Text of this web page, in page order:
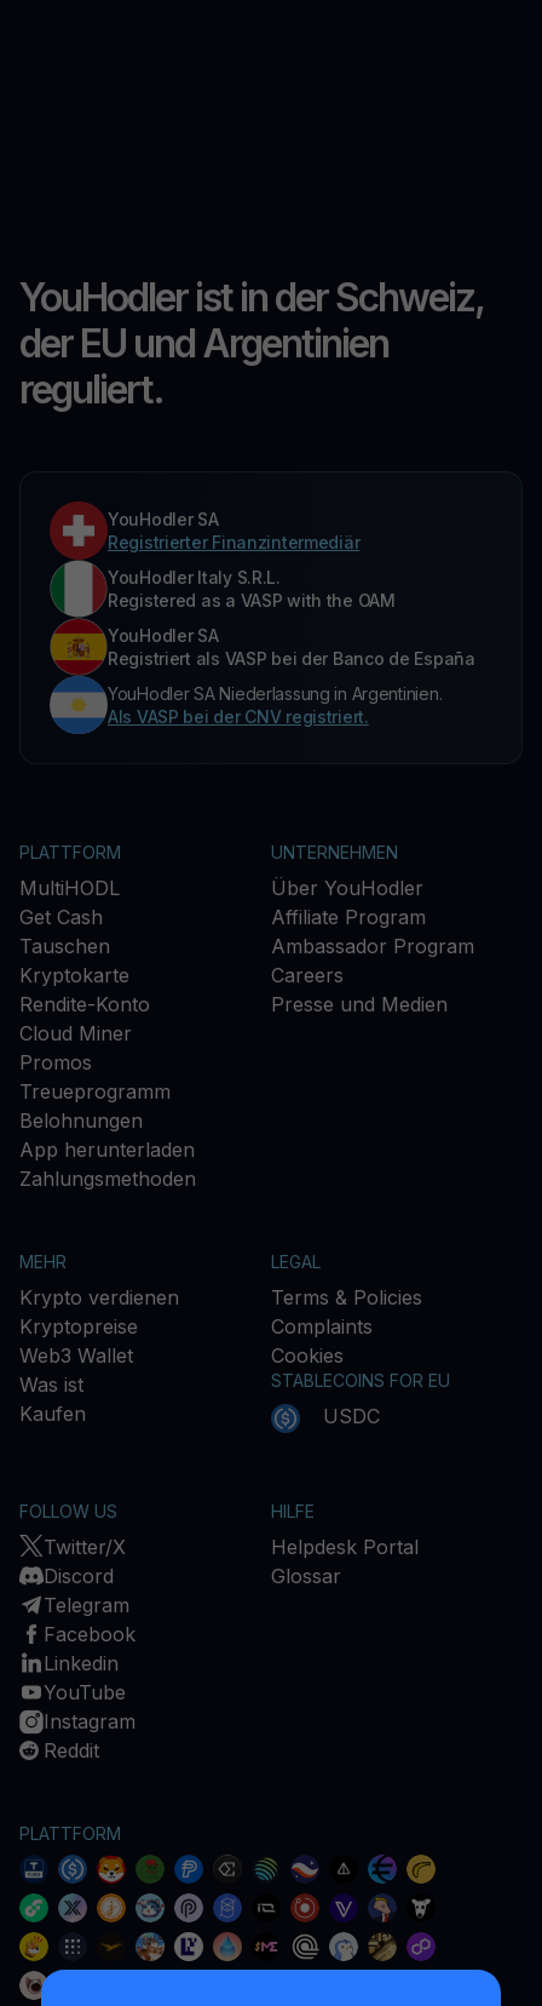
YouHodler ist in der Schweiz,
der EU und Argentinien
reguliert.
YouHodler SA
Registrierter Finanzintermediär
YouHodler Italy S.R.L.
Registered as a VASP with the OAM
YouHodler SA
Registriert als VASP bei der Banco de España
YouHodler SA Niederlassung in Argentinien.
Als VASP bei der CNV registriert.
PLATTFORM
MultiHODL
Get Cash
Tauschen
Kryptokarte
Rendite-Konto
Cloud Miner
Promos
Treueprogramm
Belohnungen
App herunterladen
Zahlungsmethoden
UNTERNEHMEN
Über YouHodler
Affiliate Program
Ambassador Program
Careers
Presse und Medien
MEHR
Krypto verdienen
Kryptopreise
Web3 Wallet
Was ist
Kaufen
LEGAL
Terms & Policies
Complaints
Cookies
STABLECOINS FOR EU
USDC
FOLLOW US
Twitter/X
Discord
Telegram
Facebook
Linkedin
YouTube
Instagram
Reddit
HILFE
Helpdesk Portal
Glossar
PLATTFORM